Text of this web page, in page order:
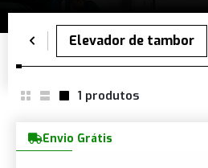
1 produtos
Envio Grátis